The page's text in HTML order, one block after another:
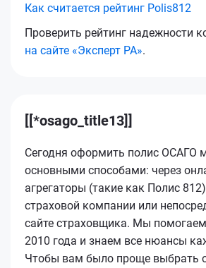
Как считается рейтинг Polis812
Проверить рейтинг надежности
на сайте «Эксперт РА».
[[*osago_title13]]
Сегодня оформить полис ОСАГО
основными способами: через
агрегаторы (такие как Полис
страховой компании или
сайте страховщика. Мы
2010 года и знаем все нюансы
Чтобы вам было проще выбрать